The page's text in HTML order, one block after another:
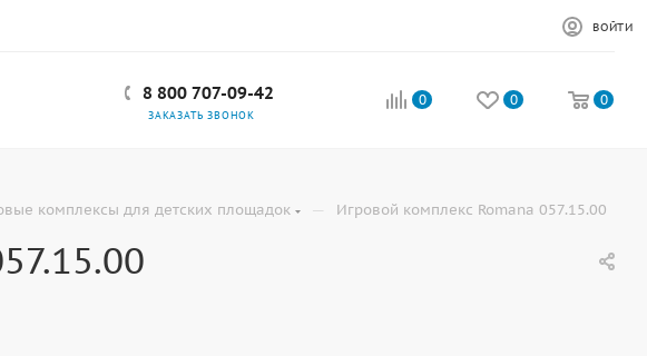
ВОЙТИ
8 800 707-09-42
ЗАКАЗАТЬ ЗВОНОК
0 0 0
комплексы для детских площадок — Игровой комплекс Romana 057.15.00